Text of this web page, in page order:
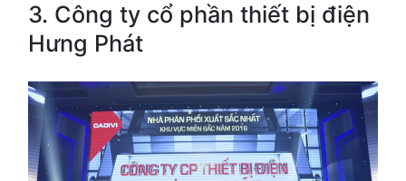
3. Công ty cổ phần thiết bị điện
Hưng Phát